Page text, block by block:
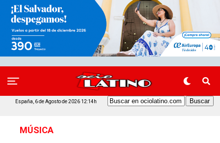
España, 6 de Agosto de 2026 12:14h
MÚSICA